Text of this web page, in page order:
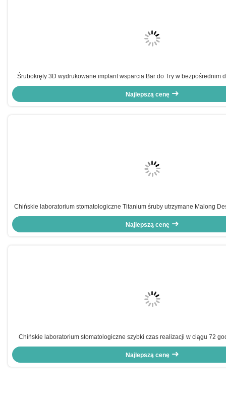
Śrubokręty 3D wydrukowane implant wsparcia Bar do Try w bezpośrednim
chińskiego laboratorium stomatologicznego
Najlepszą cenę
Chińskie laboratorium stomatologiczne Titanium śruby utrzymane Malong
Hybrid Bridge
Najlepszą cenę
Chińskie laboratorium stomatologiczne szybki czas realizacji w ciągu 72
jakość All on X
Najlepszą cenę